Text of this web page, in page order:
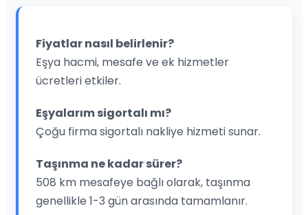
Fiyatlar nasıl belirlenir?
Eşya hacmi, mesafe ve ek hizmetler
ücretleri etkiler.
Eşyalarım sigortalı mı?
Çoğu firma sigortalı nakliye hizmeti sunar.
Taşınma ne kadar sürer?
508 km mesafeye bağlı olarak, taşınma
genellikle 1-3 gün arasında tamamlanır.